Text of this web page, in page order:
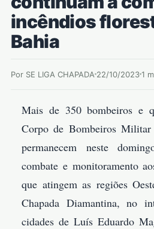
incêndios
Bahia
Por SE LIGA CHAPADA 22/10/20231
Mais de 350 bombeiros e
Corpo de Bombeiros
permanecem neste
combate e monitoramento
que atingem as regiões
Chapada Diamantina, no
cidades de Luís Eduardo